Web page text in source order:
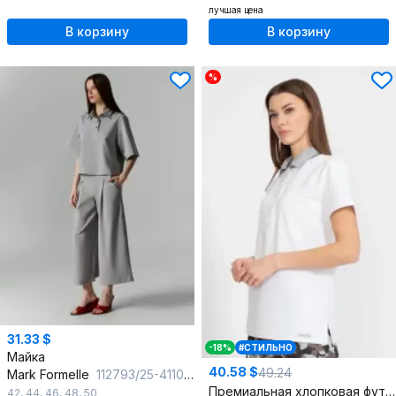
В корзину
лучшая цена
В корзину
31.33 $
Майка
Mark Formelle 112793/25-41103Ц-2 серый
42, 44, 46, 48, 50
%
-18% #СТИЛЬНО
40.58 $49.24
Премиальная хлопковая футболка поло с боковыми разрезами